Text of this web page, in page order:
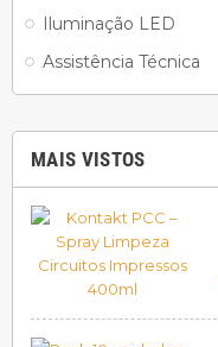
Iluminação LED
Assistência Técnica
MAIS VISTOS